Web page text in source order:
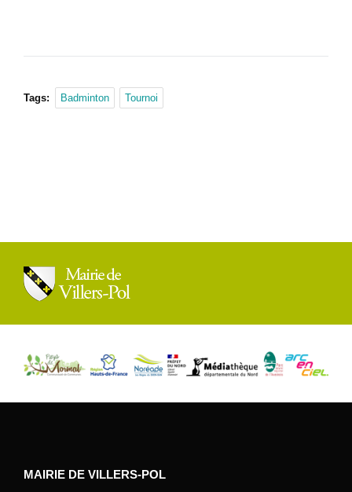
Tags: Badminton Tournoi
MAIRIE DE VILLERS-POL